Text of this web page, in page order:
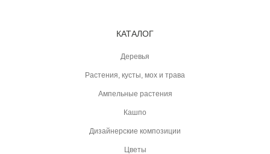
КАТАЛОГ
Деревья
Растения, кусты, мох и трава
Ампельные растения
Кашпо
Дизайнерские композиции
Цветы